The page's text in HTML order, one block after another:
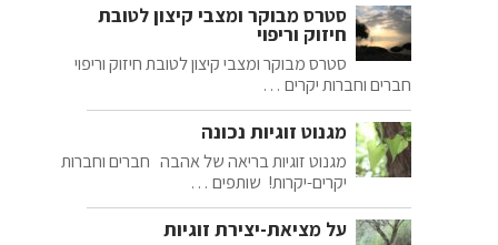
סטרס מבוקר ומצבי קיצון לטובת
חיזוק וריפוי
סטרס מבוקר ומצבי קיצון לטובת חיזוק וריפוי
חברים וחברות יקרים …
מגנוט זוגיות נכונה
מגנוט זוגיות בריאה של אהבה חברים וחברות
יקרים-יקרות! שותפים …
על מציאת-יצירת זוגיות